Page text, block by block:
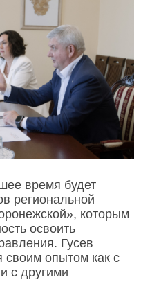
время будет
региональной
которым
освоить
Гусев
своим опытом как с
с другими